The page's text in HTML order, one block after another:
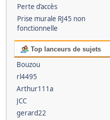
Perte d’accès
Prise murale RJ45 non
fonctionnelle
Top lanceurs de sujets
Bouzou
rl4495
Arthur111a
JCC
gerard22